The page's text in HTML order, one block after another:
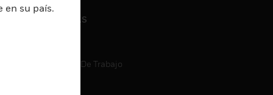
CARRERAS
Búsqueda De Trabajo
en su país.